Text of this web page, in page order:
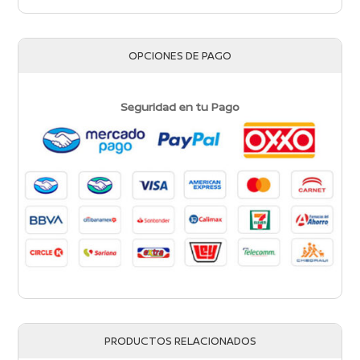
OPCIONES DE PAGO
Seguridad en tu Pago
PRODUCTOS RELACIONADOS